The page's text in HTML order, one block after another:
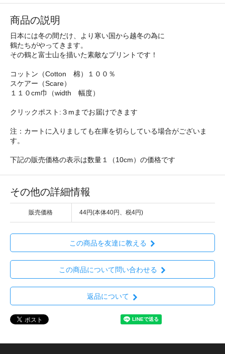
商品の説明
日本には冬の間だけ、より寒い国から越冬の為に
鶴たちがやってきます。
その鶴と富士山を描いた素敵なプリントです！
コットン（Cotton 棉）１００％
スケアー（Scare）
１１０cm巾（width 幅度）
クリックポスト:３mまでお届けできます
注：カートに入りましても在庫を切らしている場合がございま
す。
下記の販売価格の表示は数量１（10cm）の価格です
その他の詳細情報
販売価格 44円(本体40円、税4円)
この商品を友達に教える
この商品について問い合わせる
返品について